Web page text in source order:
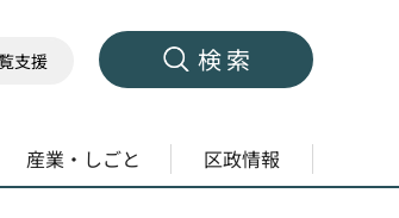
支援 検索
産業・しごと 区政情報